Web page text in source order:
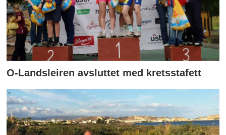
O-Landsleiren avsluttet med kretsstafett